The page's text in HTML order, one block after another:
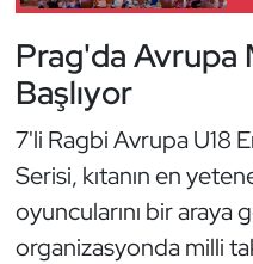
Prag'da Avrupa
Başlıyor
7'li Ragbi Avrupa U18
Serisi, kıtanın en
oyuncularını bir araya
organizasyonda milli
Güreş
Halter
Hava Sporları
Hentbol